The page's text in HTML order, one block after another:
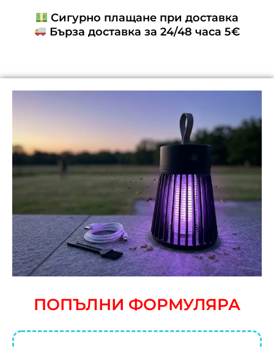
Сигурно плащане при доставка
Бърза доставка за 24/48 часа 5€
ПОПЪЛНИ ФОРМУЛЯРА